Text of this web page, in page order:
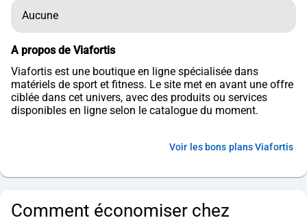
Aucune
A propos de Viafortis
Viafortis est une boutique en ligne spécialisée dans
matériels de sport et fitness. Le site met en avant une offre
ciblée dans cet univers, avec des produits ou services
disponibles en ligne selon le catalogue du moment.
Voir les bons plans Viafortis
Comment économiser chez